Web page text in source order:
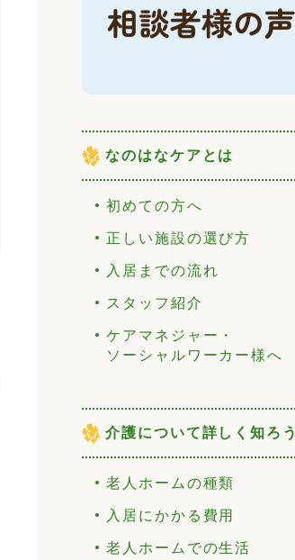
なのはなケアとは
初めての方へ
正しい施設の選び方
入居までの流れ
スタッフ紹介
ケアマネジャー・
ソーシャルワーカー様へ
介護について詳しく知ろう
老人ホームの種類
入居にかかる費用
老人ホームでの生活